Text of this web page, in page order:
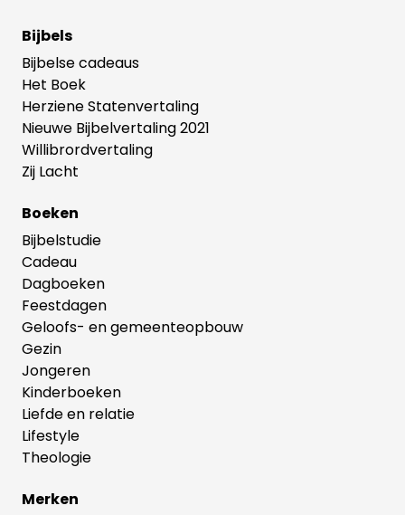
Bijbels
Bijbelse cadeaus
Het Boek
Herziene Statenvertaling
Nieuwe Bijbelvertaling 2021
Willibrordvertaling
Zij Lacht
Boeken
Bijbelstudie
Cadeau
Dagboeken
Feestdagen
Geloofs- en gemeenteopbouw
Gezin
Jongeren
Kinderboeken
Liefde en relatie
Lifestyle
Theologie
Merken